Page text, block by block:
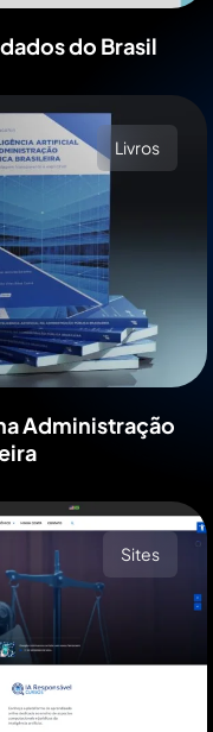
do Brasil
Livros
Administração
Sites